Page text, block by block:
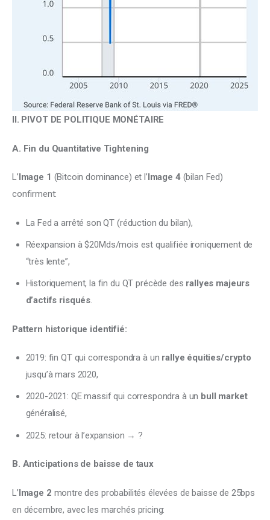
II. PIVOT DE POLITIQUE MONÉTAIRE
A. Fin du Quantitative Tightening
L’Image 1 (Bitcoin dominance) et l’Image 4 (bilan Fed)
confirment:
La Fed a arrêté son QT (réduction du bilan),
Réexpansion à $20Mds/mois est qualifiée ironiquement de
“très lente”,
Historiquement, la fin du QT précède des rallyes majeurs
d’actifs risqués.
Pattern historique identifié:
2019: fin QT qui correspondra à un rallye équities/crypto
jusqu’à mars 2020,
2020-2021: QE massif qui correspondra à un bull market
généralisé,
2025: retour à l’expansion → ?
B. Anticipations de baisse de taux
L’Image 2 montre des probabilités élevées de baisse de 25bps
en décembre, avec les marchés pricing: